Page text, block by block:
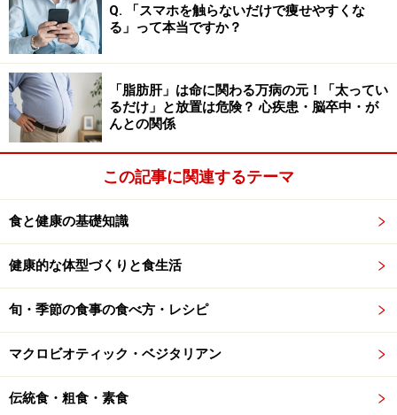
米を食べる日本人の食物線維源としては、米の隠れ食物
繊維が量的に一番多い事になります
ただし、隠れ食物繊維は水溶性の食物繊維です。非水溶
性の食物繊維を多く含む野菜の摂取も忘れないようにし
ましょうね。
野菜というと葉物を考えがちですが、和食の食材の切り
干し大根、干し椎茸、おからを使った惣菜が、非水溶性
食で決まりですね。
関連リンク：
食物繊維
※記事内容は執筆時点のものです。最新の内容をご確認くださ
い。
※当サイトにおける医師・医療従事者等による情報の提供は、診
Q. 「スマホを触らないだけで痩せやすくな
る」って本当ですか？
「脂肪肝」は命に関わる万病の元！「太ってい
るだけ」と放置は危険？ 心疾患・脳卒中・が
んとの関係
この記事に関連するテーマ
食と健康の基礎知識
健康的な体型づくりと食生活
旬・季節の食事の食べ方・レシピ
マクロビオティック・ベジタリアン
伝統食・粗食・素食